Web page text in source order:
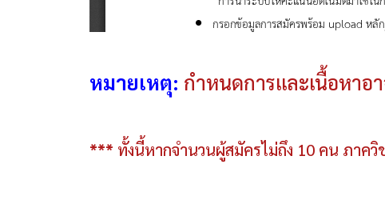
หมายเหตุ: กำหนดการและเนื้อหาอ
*** ทั้งนี้หากจํานวนผู้สมัครไม่ถึง 10 คน ภาค